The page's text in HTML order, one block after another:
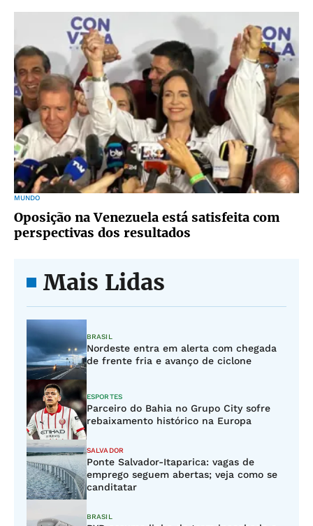
MUNDO
Oposição na Venezuela está satisfeita com
perspectivas dos resultados
Mais Lidas
BRASIL
Nordeste entra em alerta com chegada
de frente fria e avanço de ciclone
ESPORTES
Parceiro do Bahia no Grupo City sofre
rebaixamento histórico na Europa
SALVADOR
Ponte Salvador-Itaparica: vagas de
emprego seguem abertas; veja como se
canditatar
BRASIL